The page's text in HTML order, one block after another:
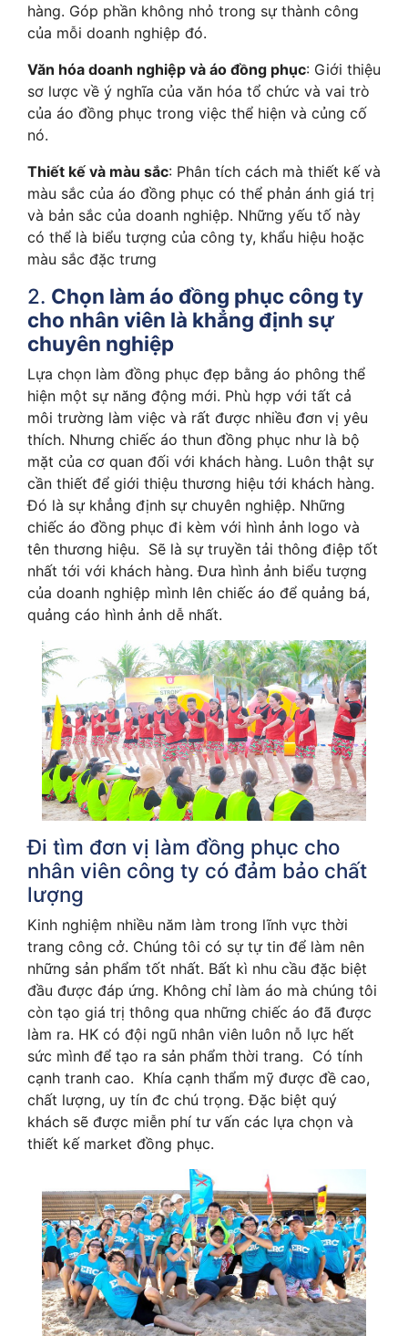
hàng. Góp phần không nhỏ trong sự thành công
của mỗi doanh nghiệp đó.
Văn hóa doanh nghiệp và áo đồng phục: Giới thiệu
sơ lược về ý nghĩa của văn hóa tổ chức và vai trò
của áo đồng phục trong việc thể hiện và củng cố
nó.
Thiết kế và màu sắc: Phân tích cách mà thiết kế và
màu sắc của áo đồng phục có thể phản ánh giá trị
và bản sắc của doanh nghiệp. Những yếu tố này
có thể là biểu tượng của công ty, khẩu hiệu hoặc
màu sắc đặc trưng
2. Chọn làm áo đồng phục công ty
cho nhân viên là khẳng định sự
chuyên nghiệp
Lựa chọn làm đồng phục đẹp bằng áo phông thể
hiện một sự năng động mới. Phù hợp với tất cả
môi trường làm việc và rất được nhiều đơn vị yêu
thích. Nhưng chiếc áo thun đồng phục như là bộ
mặt của cơ quan đối với khách hàng. Luôn thật sự
cần thiết để giới thiệu thương hiệu tới khách hàng.
Đó là sự khẳng định sự chuyên nghiệp. Những
chiếc áo đồng phục đi kèm với hình ảnh logo và
tên thương hiệu. Sẽ là sự truyền tải thông điệp tốt
nhất tới với khách hàng. Đưa hình ảnh biểu tượng
của doanh nghiệp mình lên chiếc áo để quảng bá,
quảng cáo hình ảnh dễ nhất.
Đi tìm đơn vị làm đồng phục cho
nhân viên công ty có đảm bảo chất
lượng
Kinh nghiệm nhiều năm làm trong lĩnh vực thời
trang công cở. Chúng tôi có sự tự tin để làm nên
những sản phẩm tốt nhất. Bất kì nhu cầu đặc biệt
đầu được đáp ứng. Không chỉ làm áo mà chúng tôi
còn tạo giá trị thông qua những chiếc áo đã được
làm ra. HK có đội ngũ nhân viên luôn nỗ lực hết
sức mình để tạo ra sản phẩm thời trang. Có tính
cạnh tranh cao. Khía cạnh thẩm mỹ được đề cao,
chất lượng, uy tín đc chú trọng. Đặc biệt quý
khách sẽ được miễn phí tư vấn các lựa chọn và
thiết kế market đồng phục.